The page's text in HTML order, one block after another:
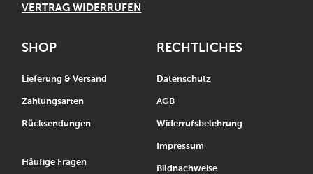
VERTRAG WIDERRUFEN
SHOP
Lieferung & Versand
Zahlungsarten
Rücksendungen
Häufige Fragen
RECHTLICHES
Datenschutz
AGB
Widerrufsbelehrung
Impressum
Bildnachweise